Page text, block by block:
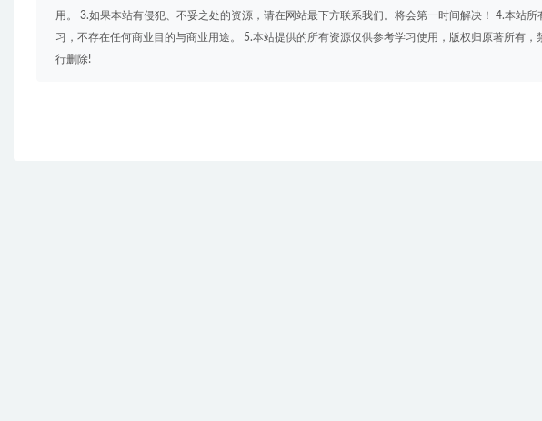
用。 3.如果本站有侵犯、不妥之处的资源，请在网站最下方联系我们。将会第一时间解决！ 4.本站
习，不存在任何商业目的与商业用途。 5.本站提供的所有资源仅供参考学习使用，版权归原著所有
行删除!